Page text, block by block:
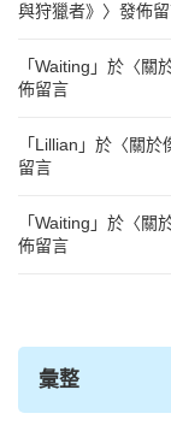
與狩獵者》 〉發佈
「Waiting 」於〈關
佈留言
「 Lillian 」於〈關於
留言
「Waiting 」於〈關
佈留言
彙整